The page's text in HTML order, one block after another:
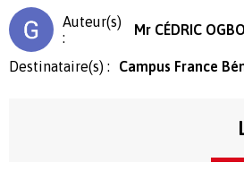
Auteur(s)
:
Mr CÉDRIC
Destinataire(s) : Campus France